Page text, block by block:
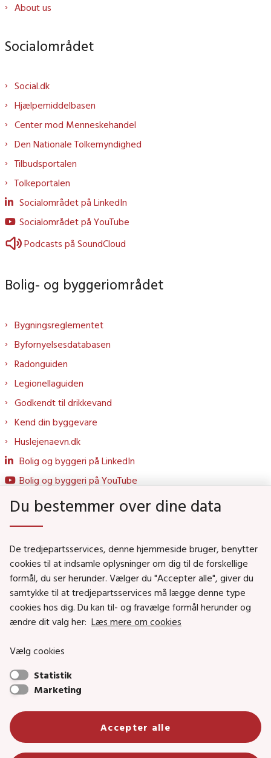
About us
Socialområdet
Social.dk
Hjælpemiddelbasen
Center mod Menneskehandel
Den Nationale Tolkemyndighed
Tilbudsportalen
Tolkeportalen
Socialområdet på LinkedIn
Socialområdet på YouTube
Podcasts på SoundCloud
Bolig- og byggeriområdet
Bygningsreglementet
Byfornyelsesdatabasen
Radonguiden
Legionellaguiden
Godkendt til drikkevand
Kend din byggevare
Huslejenaevn.dk
Bolig og byggeri på LinkedIn
Bolig og byggeri på YouTube
Social- og Boligministeriet
Job i Social- og Boligstyrelsen
Puljer og tilskud
Nyhedsbreve
Social- og Boligstyrelsens nyheder som RSS feed
Social- og Boligstyrelsen • Tlf.: 72 42 37 00 •
sikkermail• EAN-nr.: 5798000354838 • CVR-nr.:
26144698
Primær adresse og reception: Lerchesgade 35, 5, 5000 Odense C •
Du bestemmer over dine data
De tredjepartsservices, denne hjemmeside bruger, benytter
cookies til at indsamle oplysninger om dig til de forskellige
formål, du ser herunder. Vælger du "Accepter alle", giver du
samtykke til at tredjepartsservices må lægge denne type
cookies hos dig. Du kan til- og fravælge formål herunder og
ændre dit valg her: Læs mere om cookies
Vælg cookies
Statistik
Marketing
Accepter alle